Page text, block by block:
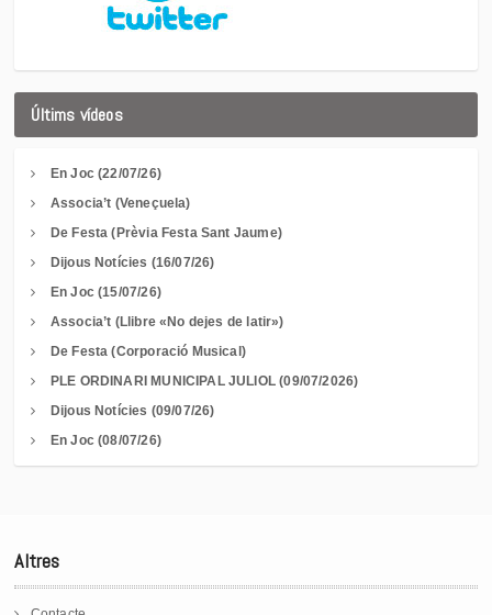
Últims vídeos
En Joc (22/07/26)
Associa’t (Veneçuela)
De Festa (Prèvia Festa Sant Jaume)
Dijous Notícies (16/07/26)
En Joc (15/07/26)
Associa’t (Llibre «No dejes de latir»)
De Festa (Corporació Musical)
PLE ORDINARI MUNICIPAL JULIOL (09/07/2026)
Dijous Notícies (09/07/26)
En Joc (08/07/26)
Altres